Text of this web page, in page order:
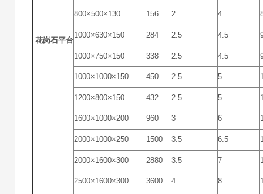
花岗石平台
800×500×130 156 2 4
1000×630×150 284 2.5 4.5
1000×750×150 338 2.5 4.5
1000×1000×150 450 2.5 5
1200×800×150 432 2.5 5
1600×1000×200 960 3 6
2000×1000×250 1500 3.5 6.5
2000×1600×300 2880 3.5 7
2500×1600×300 3600 4 8